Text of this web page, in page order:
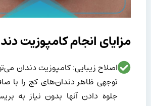
مزایای انجام کامپوزیت
اصلاح زیبایی: کامپوزیت دندان
توجهی ظاهر دندان‌های کج را با
جلوه دادن آنها بدون نیاز به